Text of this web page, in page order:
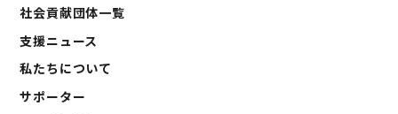
社会貢献団体一覧
支援ニュース
私たちについて
サポーター